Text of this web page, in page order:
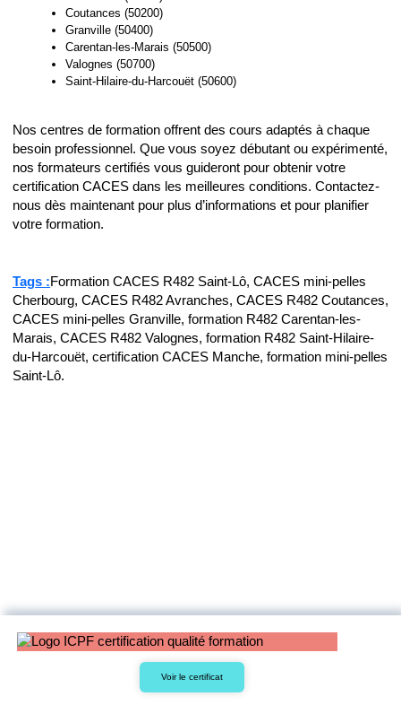
Coutances (50200)
Granville (50400)
Carentan-les-Marais (50500)
Valognes (50700)
Saint-Hilaire-du-Harcouët (50600)
Nos centres de formation offrent des cours adaptés à chaque
besoin professionnel. Que vous soyez débutant ou expérimenté,
nos formateurs certifiés vous guideront pour obtenir votre
certification CACES dans les meilleures conditions. Contactez-
nous dès maintenant pour plus d’informations et pour planifier
votre formation.
Tags :Formation CACES R482 Saint-Lô, CACES mini-pelles
Cherbourg, CACES R482 Avranches, CACES R482 Coutances,
CACES mini-pelles Granville, formation R482 Carentan-les-
Marais, CACES R482 Valognes, formation R482 Saint-Hilaire-
du-Harcouët, certification CACES Manche, formation mini-pelles
Saint-Lô.
Voir le certificat